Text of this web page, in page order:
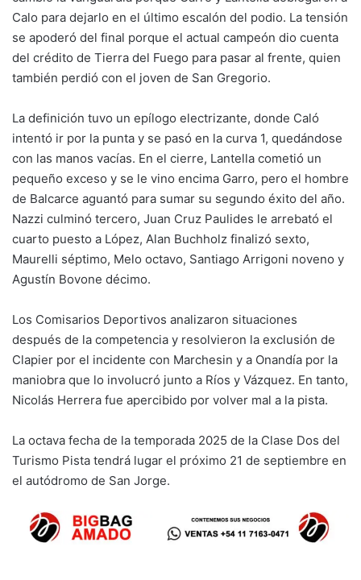
Calo para dejarlo en el último escalón del podio. La tensión
se apoderó del final porque el actual campeón dio cuenta
del crédito de Tierra del Fuego para pasar al frente, quien
también perdió con el joven de San Gregorio.
La definición tuvo un epílogo electrizante, donde Caló
intentó ir por la punta y se pasó en la curva 1, quedándose
con las manos vacías. En el cierre, Lantella cometió un
pequeño exceso y se le vino encima Garro, pero el hombre
de Balcarce aguantó para sumar su segundo éxito del año.
Nazzi culminó tercero, Juan Cruz Paulides le arrebató el
cuarto puesto a López, Alan Buchholz finalizó sexto,
Maurelli séptimo, Melo octavo, Santiago Arrigoni noveno y
Agustín Bovone décimo.
Los Comisarios Deportivos analizaron situaciones
después de la competencia y resolvieron la exclusión de
Clapier por el incidente con Marchesin y a Onandía por la
maniobra que lo involucró junto a Ríos y Vázquez. En tanto,
Nicolás Herrera fue apercibido por volver mal a la pista.
La octava fecha de la temporada 2025 de la Clase Dos del
Turismo Pista tendrá lugar el próximo 21 de septiembre en
el autódromo de San Jorge.